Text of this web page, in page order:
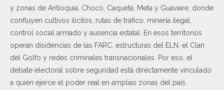
y zonas de Antioquia, Chocó, Caquetá, Meta y Guaviare, donde
confluyen cultivos ilícitos, rutas de tráfico, minería ilegal,
control social armado y ausencia estatal. En esos territorios
operan disidencias de las FARC, estructuras del ELN, el Clan
del Golfo y redes criminales transnacionales. Por eso, el
debate electoral sobre seguridad está directamente vinculado
a quién ejerce el poder real en amplias zonas del país.